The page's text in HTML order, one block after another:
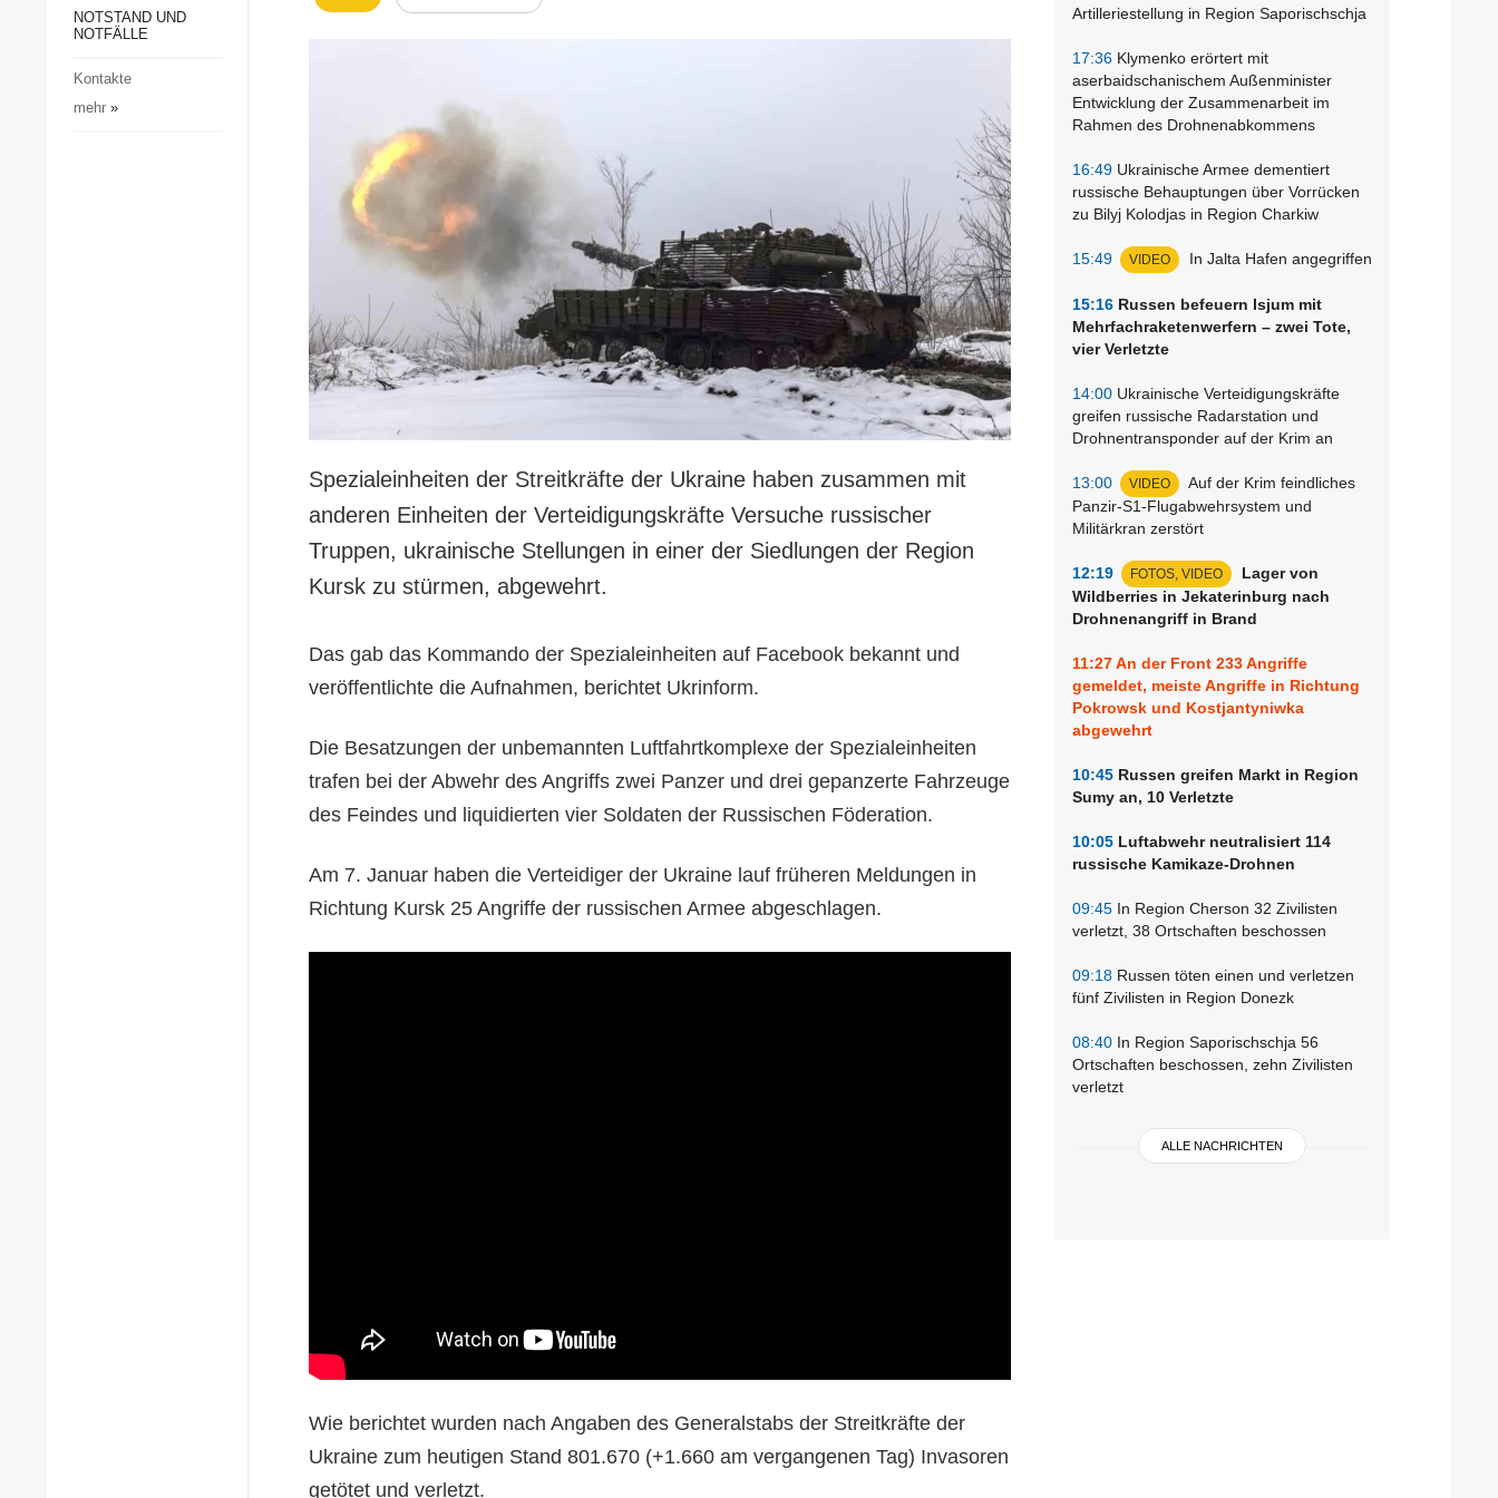
Gesellschaft und Kultur
NOTSTAND UND
NOTFÄLLE
Kontakte
mehr»
Artilleriestellung in Region Saporischschja
17:36 Klymenko erörtert mit
aserbaidschanischem Außenminister
Entwicklung der Zusammenarbeit im
Rahmen des Drohnenabkommens
16:49 Ukrainische Armee dementiert
russische Behauptungen über Vorrücken
zu Bilyj Kolodjas in Region Charkiw
15:49 VIDEO In Jalta Hafen angegriffen
15:16 Russen befeuern Isjum mit
Mehrfachraketenwerfern – zwei Tote,
vier Verletzte
14:00 Ukrainische Verteidigungskräfte
greifen russische Radarstation und
Drohnentransponder auf der Krim an
13:00 VIDEO
Auf der Krim feindliches
Panzir-S1-Flugabwehrsystem und
Militärkran zerstört
12:19 FOTOS, VIDEO
Lager von
Wildberries in Jekaterinburg nach
Drohnenangriff in Brand
11:27An der Front 233 Angriffe
gemeldet, meiste Angriffe in Richtung
Pokrowsk und Kostjantyniwka
abgewehrt
10:45 Russen greifen Markt in Region
Sumy an, 10 Verletzte
10:05 Luftabwehr neutralisiert 114
russische Kamikaze-Drohnen
09:45 In Region Cherson 32 Zivilisten
verletzt, 38 Ortschaften beschossen
09:18 Russen töten einen und verletzen
fünf Zivilisten in Region Donezk
08:40 In Region Saporischschja 56
Ortschaften beschossen, zehn Zivilisten
verletzt
ALLE NACHRICHTEN
Spezialeinheiten der Streitkräfte der Ukraine haben zusammen mit
anderen Einheiten der Verteidigungskräfte Versuche russischer
Truppen, ukrainische Stellungen in einer der Siedlungen der Region
Kursk zu stürmen, abgewehrt.
Das gab das Kommando der Spezialeinheiten auf Facebook bekannt und
veröffentlichte die Aufnahmen, berichtet Ukrinform.
Die Besatzungen der unbemannten Luftfahrtkomplexe der Spezialeinheiten
trafen bei der Abwehr des Angriffs zwei Panzer und drei gepanzerte Fahrzeuge
des Feindes und liquidierten vier Soldaten der Russischen Föderation.
Am 7. Januar haben die Verteidiger der Ukraine lauf früheren Meldungen in
Richtung Kursk 25 Angriffe der russischen Armee abgeschlagen.
Wie berichtet wurden nach Angaben des Generalstabs der Streitkräfte der
Ukraine zum heutigen Stand 801.670 (+1.660 am vergangenen Tag) Invasoren
getötet und verletzt.